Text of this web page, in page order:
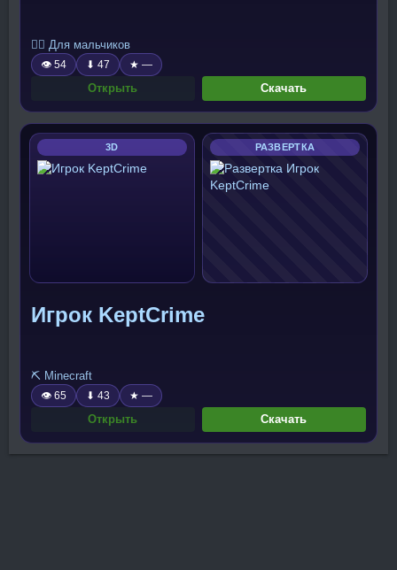
🧍‍♂️ Для мальчиков
👁 54 ⬇ 47 ★ —
Открыть Скачать
3D РАЗВЕРТКА
Игрок KeptCrime
⛏️ Minecraft
👁 65 ⬇ 43 ★ —
Открыть Скачать